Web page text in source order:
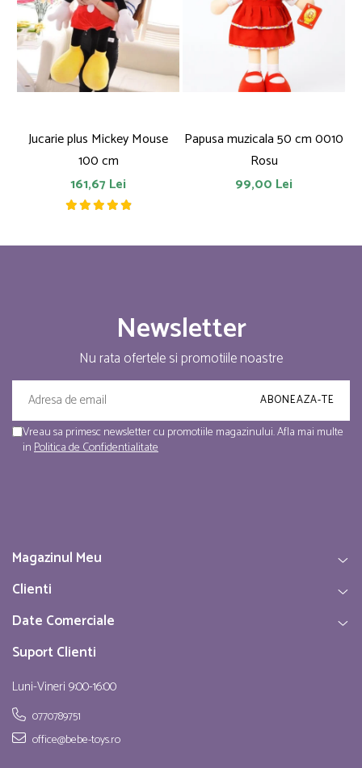
Jucarie plus Mickey Mouse
100 cm
161,67 Lei
Papusa muzicala 50 cm 0010
Rosu
99,00 Lei
Newsletter
Nu rata ofertele si promotiile noastre
Vreau sa primesc newsletter cu promotiile magazinului. Afla mai multe
inPolitica de Confidentialitate
Magazinul Meu
Clienti
Date Comerciale
Suport Clienti
Luni-Vineri 9:00-16:00
0770789751
office@bebe-toys.ro